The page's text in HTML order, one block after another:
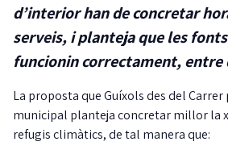
d’interior han de concretar
serveis, i planteja que les
funcionin correctament, entre
La proposta que Guíxols des del
municipal planteja concretar millor la
refugis climàtics, de tal manera que: